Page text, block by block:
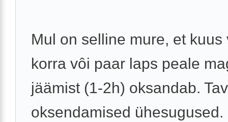
Mul on selline mure, et kuus
korra vôi paar laps peale
jäämist (1-2h) oksandab.
oksendamised